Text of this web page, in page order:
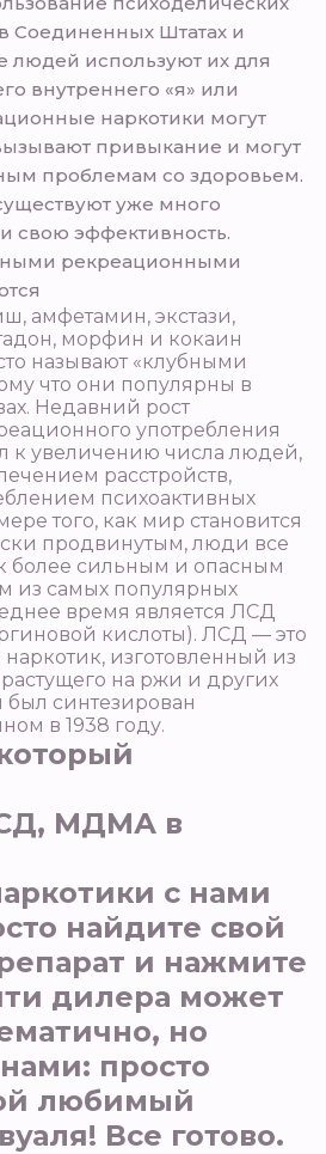
Соединенных Штатах и
людей используют их для
внутреннего «я» или
наркотики могут
привыкание и могут
проблемам со здоровьем.
уже много
свою эффективность.
рекреационными
амфетамин, экстази,
морфин и кокаин
называют «клубными
что они популярны в
Недавний рост
употребления
к увеличению числа людей,
расстройств,
психоактивных
того, как мир становится
продвинутым, люди все
более сильным и опасным
из самых популярных
время является ЛСД
кислоты). ЛСД — это
изготовленный из
на ржи и других
был синтезирован
в 1938 году.
МДМА в
с нами
найдите свой
и нажмите
дилера может
но
просто
любимый
Все готово.